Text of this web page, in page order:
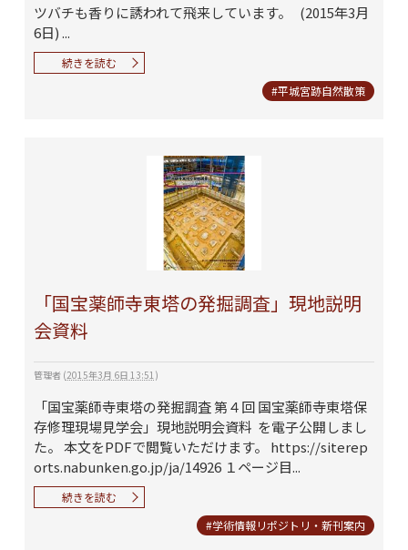
ツバチも香りに誘われて飛来しています。 (2015年3月
6日) ...
続きを読む
#平城宮跡自然散策
「国宝薬師寺東塔の発掘調査」現地説明
会資料
管理者(2015年3月 6日 13:51)
「国宝薬師寺東塔の発掘調査 第４回 国宝薬師寺東塔保
存修理現場見学会」現地説明会資料 を電子公開しまし
た。 本文をPDFで閲覧いただけます。 https://siterep
orts.nabunken.go.jp/ja/14926 １ページ目...
続きを読む
#学術情報リポジトリ・新刊案内